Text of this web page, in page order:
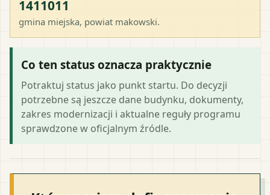
1411011
gmina miejska, powiat makowski.
Co ten status oznacza praktycznie
Potraktuj status jako punkt startu. Do decyzji
potrzebne są jeszcze dane budynku, dokumenty,
zakres modernizacji i aktualne reguły programu
sprawdzone w oficjalnym źródle.